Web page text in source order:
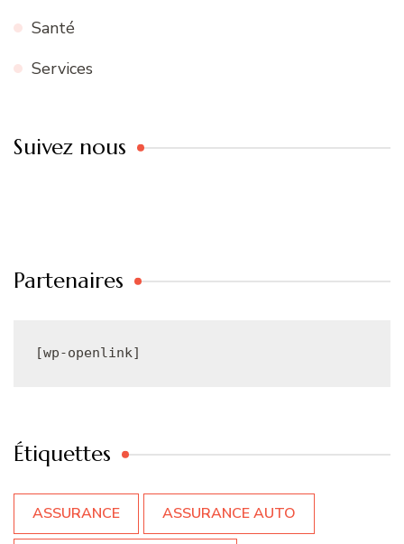
Santé
Services
Suivez nous
Partenaires
[wp-openlink]
Étiquettes
ASSURANCE ASSURANCE AUTO